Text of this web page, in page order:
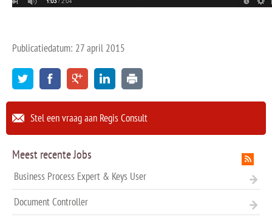
Publicatiedatum: 27 april 2015
Stel een vraag aan Regis Consult
Meest recente Jobs
Business Process Expert & Keys User
Document Controller